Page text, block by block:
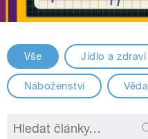
Vše Jídlo a zdraví
Náboženství Věda